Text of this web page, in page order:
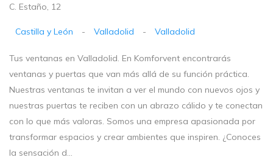
C. Estaño, 12
Castilla y León - Valladolid - Valladolid
Tus ventanas en Valladolid. En Komforvent encontrarás
ventanas y puertas que van más allá de su función práctica.
Nuestras ventanas te invitan a ver el mundo con nuevos ojos y
nuestras puertas te reciben con un abrazo cálido y te conectan
con lo que más valoras. Somos una empresa apasionada por
transformar espacios y crear ambientes que inspiren. ¿Conoces
la sensación d...